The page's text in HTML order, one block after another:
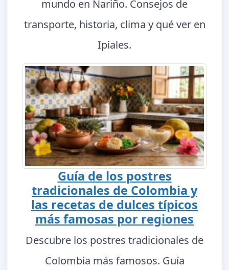
mundo en Nariño. Consejos de
transporte, historia, clima y qué ver en
Ipiales.
Guía de los postres
tradicionales de Colombia y
las recetas de dulces típicos
más famosas por regiones
Descubre los postres tradicionales de
Colombia más famosos. Guía